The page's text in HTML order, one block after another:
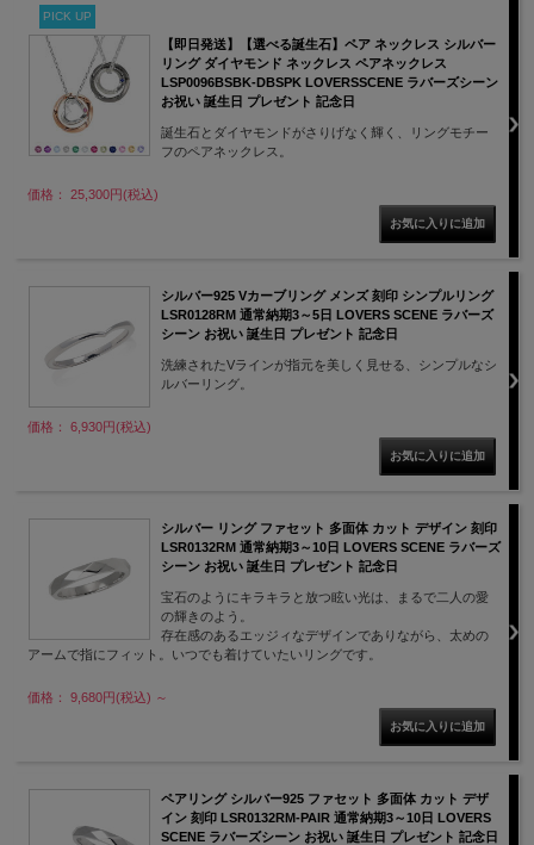
PICK UP
【即日発送】【選べる誕生石】ペア ネックレス シルバー
リング ダイヤモンド ネックレス ペアネックレス
LSP0096BSBK-DBSPK LOVERSSCENE ラバーズシーン
お祝い 誕生日 プレゼント 記念日
誕生石とダイヤモンドがさりげなく輝く、リングモチー
フのペアネックレス。
価格： 25,300円(税込)
シルバー925 Vカーブリング メンズ 刻印 シンプルリング
LSR0128RM 通常納期3～5日 LOVERS SCENE ラバーズ
シーン お祝い 誕生日 プレゼント 記念日
洗練されたVラインが指元を美しく見せる、シンプルなシ
ルバーリング。
価格： 6,930円(税込)
シルバー リング ファセット 多面体 カット デザイン 刻印
LSR0132RM 通常納期3～10日 LOVERS SCENE ラバーズ
シーン お祝い 誕生日 プレゼント 記念日
宝石のようにキラキラと放つ眩い光は、まるで二人の愛
の輝きのよう。
存在感のあるエッジィなデザインでありながら、太めの
アームで指にフィット。いつでも着けていたいリングです。
価格： 9,680円(税込) ～
ペアリング シルバー925 ファセット 多面体 カット デザ
イン 刻印 LSR0132RM-PAIR 通常納期3～10日 LOVERS
SCENE ラバーズシーン お祝い 誕生日 プレゼント 記念日